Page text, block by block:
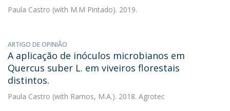
Paula Castro (with M.M Pintado). 2019.
ARTIGO DE OPINIÃO
A aplicação de inóculos microbianos em
Quercus suber L. em viveiros florestais
distintos.
Paula Castro (with Ramos, M.A.). 2018. Agrotec